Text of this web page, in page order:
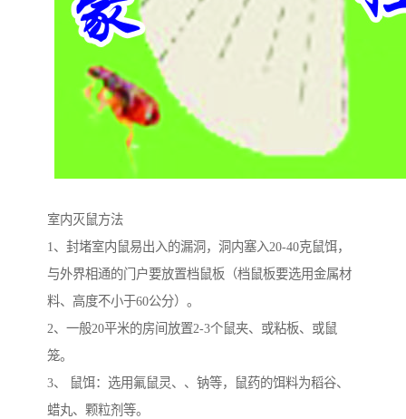
室内灭鼠方法
1、封堵室内鼠易出入的漏洞，洞内塞入20-40克鼠饵，
与外界相通的门户要放置档鼠板（档鼠板要选用金属材
料、高度不小于60公分）。
2、一般20平米的房间放置2-3个鼠夹、或粘板、或鼠
笼。
3、 鼠饵：选用氟鼠灵、、钠等，鼠药的饵料为稻谷、
蜡丸、颗粒剂等。